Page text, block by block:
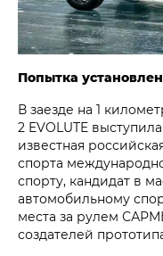
Попытка
В заезде на 1
2 EVOLUTE
известная
спорта
спорту, кандидат в
автомобильному
места за рулем
создателей